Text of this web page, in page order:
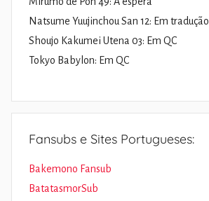
Natsume Yuujinchou San 12: Em tradução
Shoujo Kakumei Utena 03: Em QC
Tokyo Babylon: Em QC
Fansubs e Sites Portugueses:
Bakemono Fansub
BatatasmorSub